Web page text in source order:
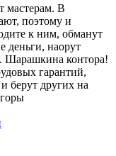
мастерам. В
поэтому и
к ним, обманут
деньги, наорут
Шарашкина контора!
гарантий,
берут других на